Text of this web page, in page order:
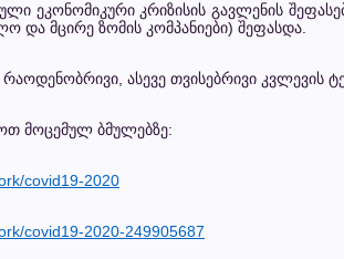
ეკონომიკური კრიზისის გავლენის
და მცირე ზომის კომპანიები) შეფასდა.
ასევე თვისებრივი კვლევის
მოცემულ ბმულებზე:
covid19-2020
covid19-2020-249905687